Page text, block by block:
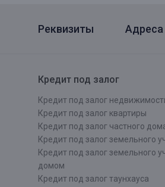
Реквизиты Адреса
Кредит под залог
Кредит под залог
Кредит под залог квартиры
Кредит под залог частного
Кредит под залог земельного
Кредит под залог земельного
домом
Кредит под залог таунхауса